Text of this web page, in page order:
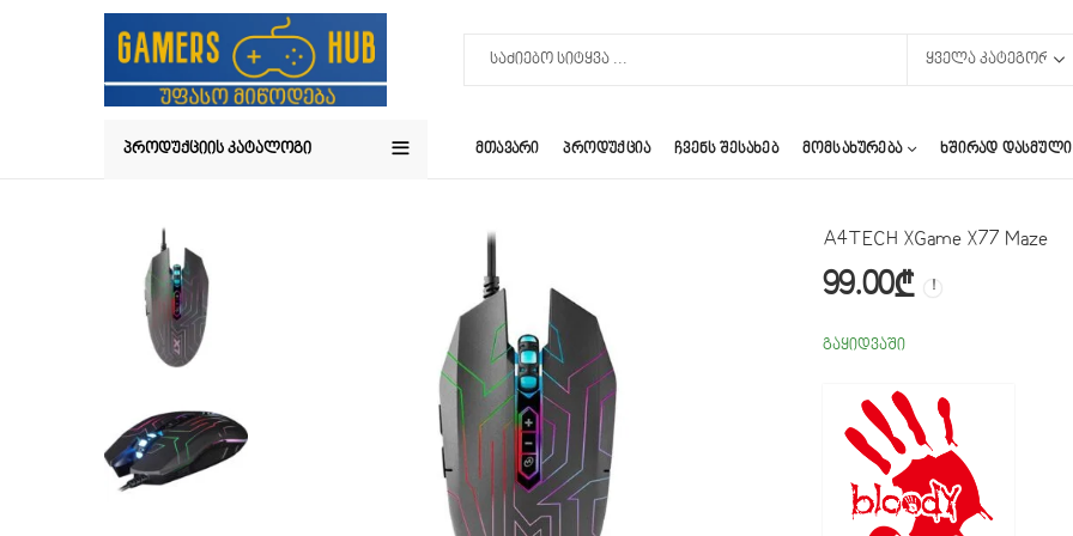
ᲞᲠᲝᲓᲣᲥᲪᲘᲘᲡ ᲙᲐᲢᲐᲚᲝᲒᲘ ᲛᲗᲐᲕᲐᲠᲘ ᲞᲠᲝᲓᲣᲥᲪᲘᲐ ᲩᲕᲔᲜᲡ ᲨᲔᲡᲐᲮᲔᲑ ᲛᲝᲛᲡᲐᲮᲣᲠᲔᲑᲐ ᲮᲨᲘᲠᲐᲓ ᲓᲐᲡᲛᲣᲚᲘ
A4TECH XGame X77 Maze
99.00₾
გაყიდვაში